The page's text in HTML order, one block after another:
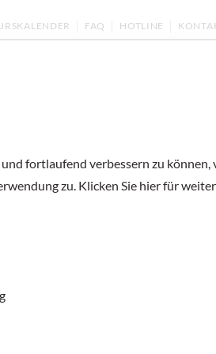
FAQ HOTLINE
Sommerausgabe des „Österreich
das Jubiläum zum Anlass, Kafka
nicht nur die bekannten,
fortlaufend verbessern zu
zu. Klicken Sie hier für